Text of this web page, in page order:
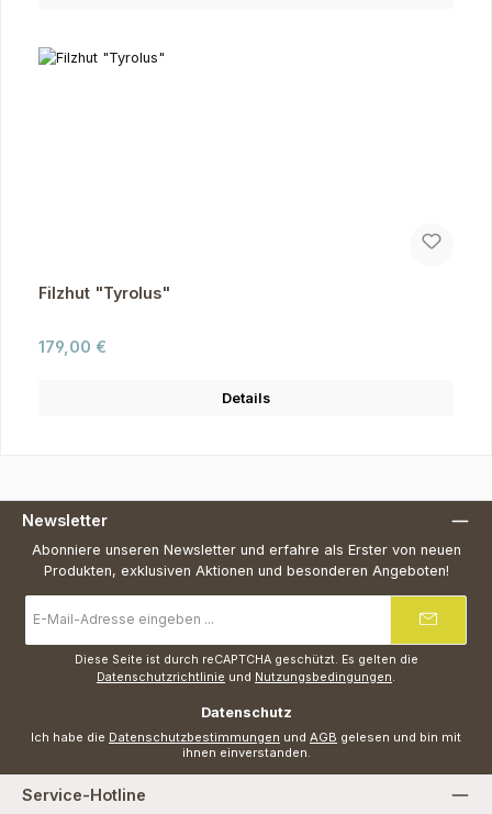
Filzhut "Tyrolus"
Regulärer Preis:
179,00 €
Details
Newsletter
Abonniere unseren Newsletter und erfahre als Erster von neuen
Produkten, exklusiven Aktionen und besonderen Angeboten!
Mail-
Adresse
Diese Seite ist durch reCAPTCHA geschützt. Es gelten die
Datenschutzrichtlinie und Nutzungsbedingungen.
Datenschutz
Ich habe die Datenschutzbestimmungen und AGB gelesen und bin mit
ihnen einverstanden.
Service-Hotline